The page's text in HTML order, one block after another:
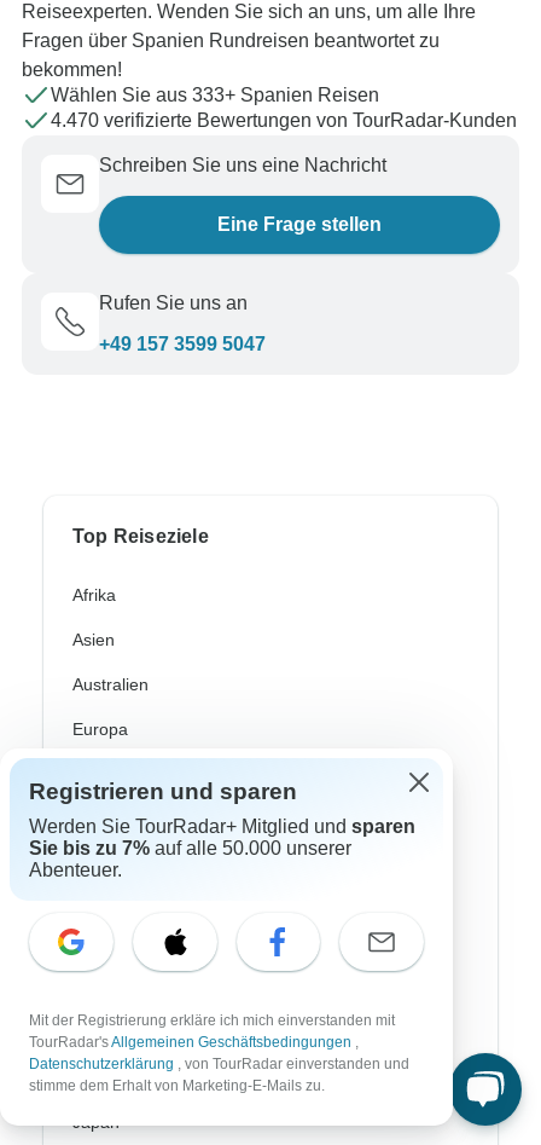
Reiseexperten. Wenden Sie sich an uns, um alle Ihre
Fragen über Spanien Rundreisen beantwortet zu
bekommen!
Wählen Sie aus 333+ Spanien Reisen
4.470 verifizierte Bewertungen von TourRadar-Kunden
Schreiben Sie uns eine Nachricht
Eine Frage stellen
Rufen Sie uns an
+49 157 3599 5047
Top Reiseziele
Afrika
Asien
Australien
Europa
Ägypten
Marokko
Südafrika
Indien
Israel
Japan
Registrieren und sparen
Werden Sie TourRadar+ Mitglied und sparen
Sie bis zu 7% auf alle 50.000 unserer
Abenteuer.
Mit der Registrierung erkläre ich mich einverstanden mit
TourRadar'sAllgemeinen Geschäftsbedingungen ,
Datenschutzerklärung , von TourRadar einverstanden und
stimme dem Erhalt von Marketing-E-Mails zu.